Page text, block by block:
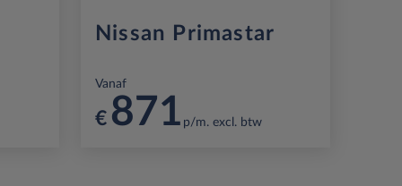
Nissan Primastar
Vanaf
€ 871 p/m. excl. btw